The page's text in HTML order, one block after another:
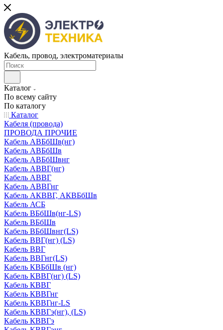
Кабель, провод, электроматериалы
Каталог
По всему сайту
По каталогу
Каталог
Кабеля (провода)
ПРОВОДА ПРОЧИЕ
Кабель АВБбШв(нг)
Кабель АВБбШв
Кабель АВБбШвнг
Кабель АВВГ(нг)
Кабель АВВГ
Кабель АВВГнг
Кабель АКВВГ, АКВБбШв
Кабель АСБ
Кабель ВБбШв(нг-LS)
Кабель ВБбШв
Кабель ВБбШвнг(LS)
Кабель ВВГ(нг) (LS)
Кабель ВВГ
Кабель ВВГнг(LS)
Кабель КВБбШв (нг)
Кабель КВВГ(нг) (LS)
Кабель КВВГ
Кабель КВВГнг
Кабель КВВГнг-LS
Кабель КВВГэ(нг), (LS)
Кабель КВВГэ